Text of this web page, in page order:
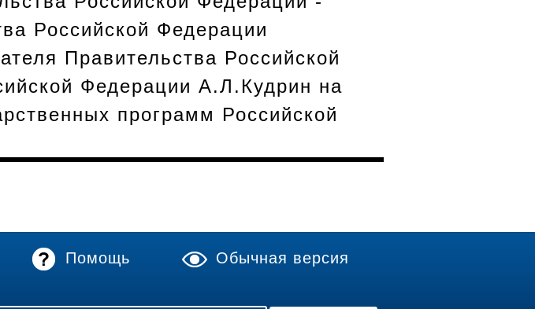
Российской Федерации
Правительства Российской
Федерации А.Л.Кудрин на
программ Российской
Помощь Обычная версия